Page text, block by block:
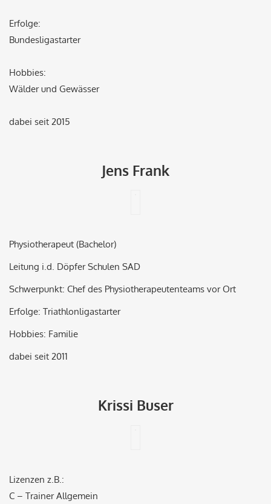
Erfolge:
Bundesligastarter
Hobbies:
Wälder und Gewässer
dabei seit 2015
Jens Frank
Physiotherapeut (Bachelor)
Leitung i.d. Döpfer Schulen SAD
Schwerpunkt: Chef des Physiotherapeutenteams vor Ort
Erfolge: Triathlonligastarter
Hobbies: Familie
dabei seit 2011
Krissi Buser
Lizenzen z.B.:
C – Trainer Allgemein